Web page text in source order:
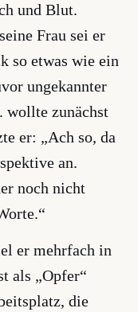
und Blut.
Frau sei er
so etwas wie ein
ungekannter
wollte zunächst
er: „Ach so, da
an.
noch nicht
er mehrfach in
als „Opfer“
die